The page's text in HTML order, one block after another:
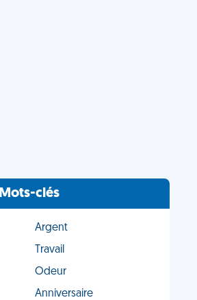
Mots-clés
Argent
Travail
Odeur
Anniversaire